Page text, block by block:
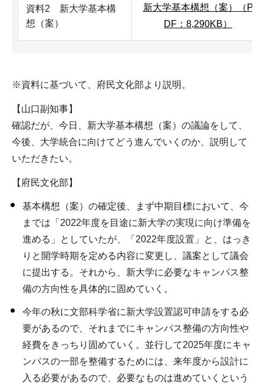
資料2 新大学基本構
想（案）
新大学基本構想（案）（P
DF：8,290KB）
※資料に基づいて、府民文化部より説明。
【山口副知事】
確認だが、今日、新大学基本構想（案）の議論をして、
今後、大学統合に向けてどう進んでいくのか、説明して
いただきたい。
【府民文化部】
基本構想（案）の確定後、まず中期目標において、今
までは「2022年度を目途に新大学の実現に向け準備を
進める」としていたが、「2022年度設置」と、はっき
りと開学時期を定める内容に変更し、議案として議会
に提出する。それから、新大学に必要なキャンパス整
備の方向性を具体的に固めていく。
今年の秋に文部科学省に新大学設置認可申請をする必
要があるので、それまでにキャンパス整備の方向性や
経費をきっちり固めていく。並行して2025年度にキャ
ンパスの一部を整備するためには、来年度から設計に
入る必要があるので、必要なものは進めていくという